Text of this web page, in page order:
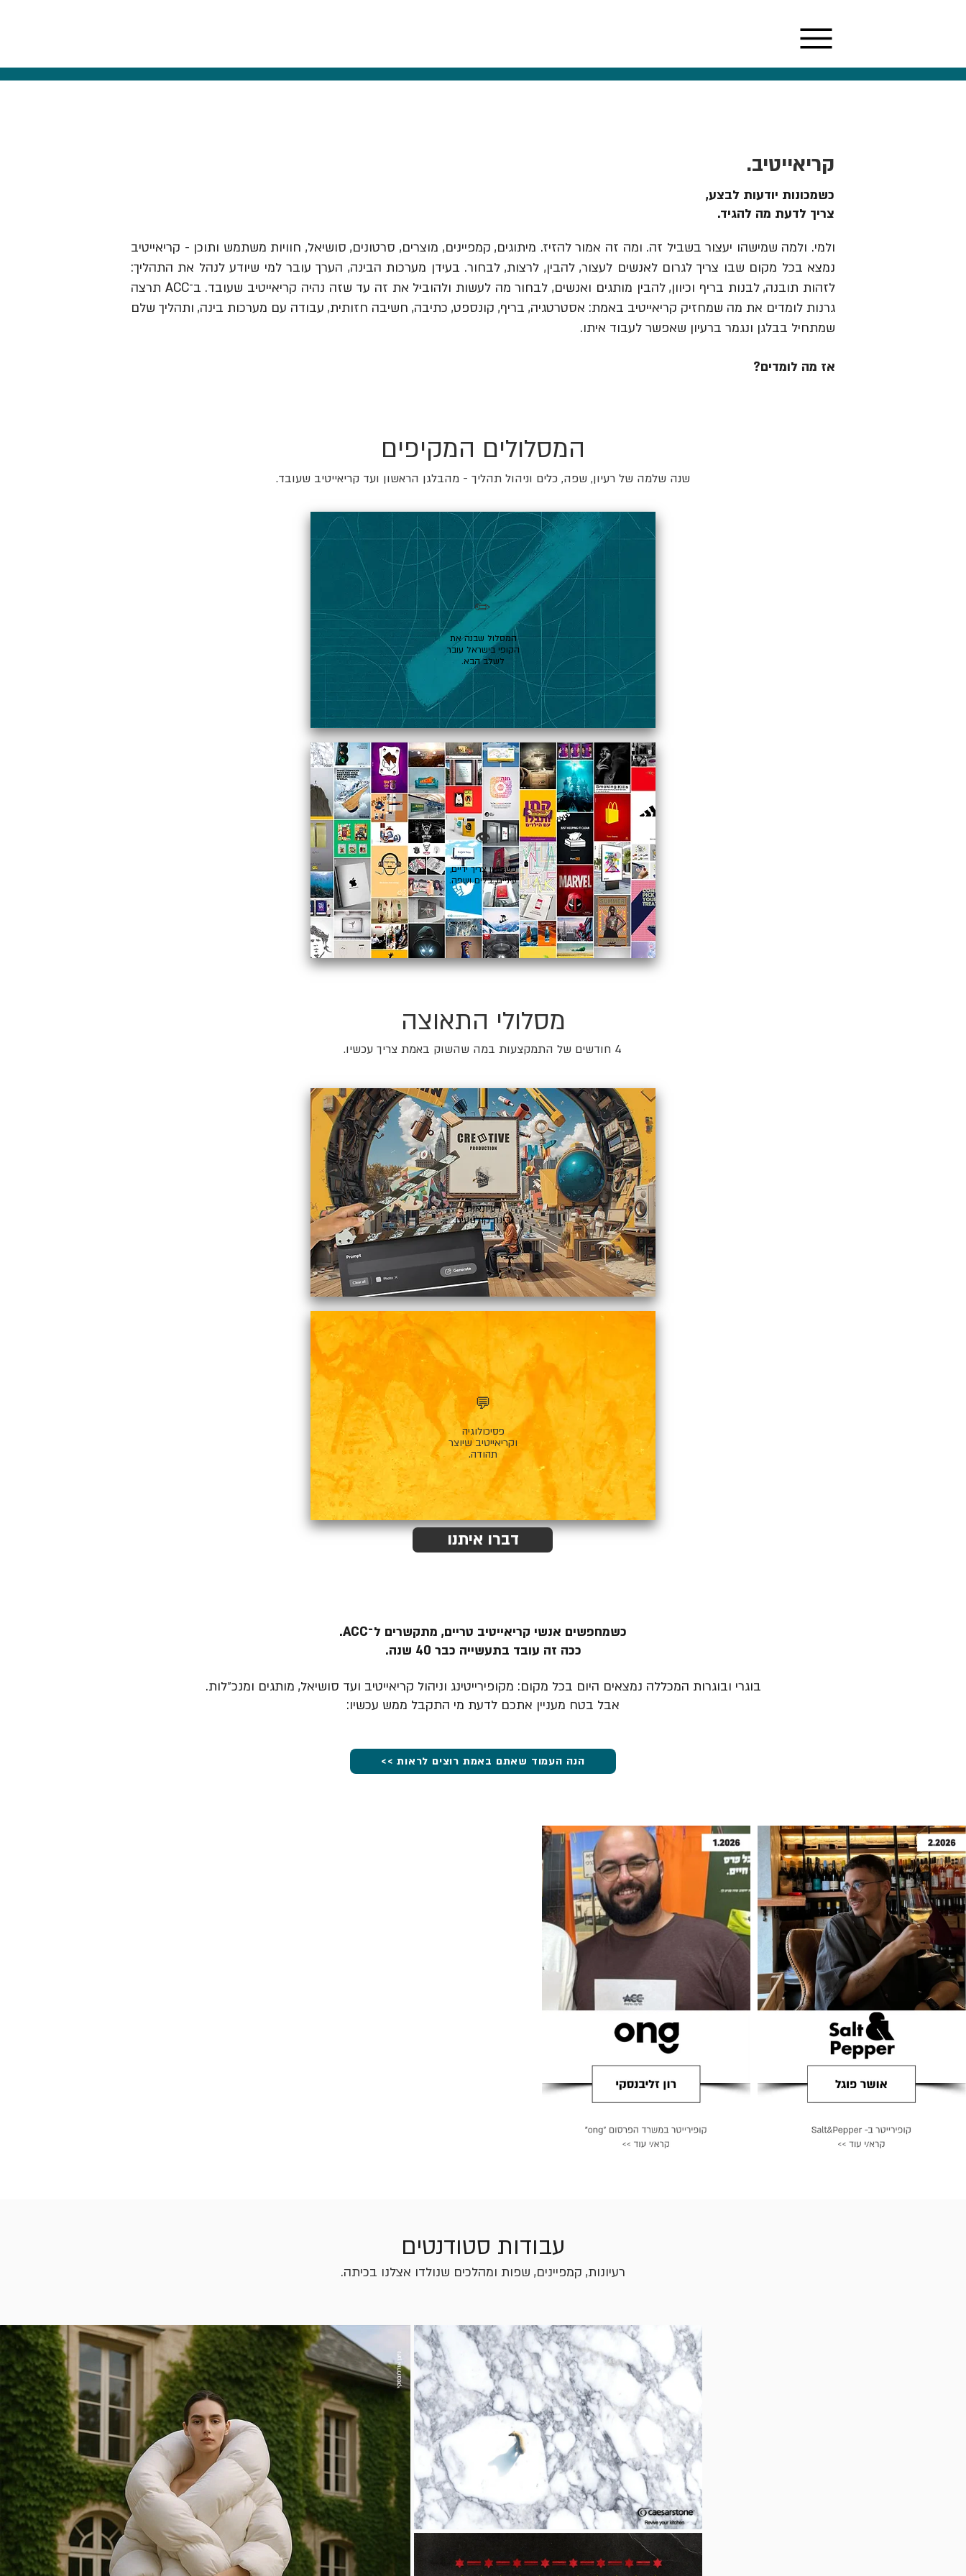
קריאייטיב.
כשמכונות יודעות לבצע,
צריך לדעת מה להגיד.
ולמי. ולמה שמישהו יעצור בשביל זה. ומה זה אמור להזיז. מיתוגים, קמפיינים, מוצרים, סרטונים, סושיאל, חוויות משתמש ותוכן - קריאייטיב
נמצא בכל מקום שבו צריך לגרום לאנשים לעצור, להבין, לרצות, לבחור. בעידן מערכות הבינה, הערך עובר למי שיודע לנהל את התהליך:
לזהות תובנה, לבנות בריף וכיוון, להבין מותגים ואנשים, לבחור מה לעשות ולהוביל את זה עד שזה נהיה קריאייטיב שעובד. ב־ACC תרצה
גרנות לומדים את מה שמחזיק קריאייטיב באמת: אסטרטגיה, בריף, קונספט, כתיבה, חשיבה חזותית, עבודה עם מערכות בינה, ותהליך שלם
שמתחיל בבלגן ונגמר ברעיון שאפשר לעבוד איתו.
אז מה לומדים?
המסלולים המקיפים
שנה שלמה של רעיון, שפה, כלים וניהול תהליך - מהבלגן הראשון ועד קריאייטיב שעובד.
✏️
המסלול שבנה את
הקופי בישראל עובר
לשלב הבא.
👁️
כשרעיון צריך ידיים,
עיניים, כלים ושפה.
מסלולי התאוצה
4 חודשים של התמקצעות במה שהשוק באמת צריך עכשיו.
🎬
רעיונאות
ובינה קולנועית.
💬
פסיכולוגיה
וקריאייטיב שיוצר
תהודה.
דברו איתנו
כשמחפשים אנשי קריאייטיב טריים, מתקשרים ל־ACC.
ככה זה עובד בתעשייה כבר 40 שנה.
בוגרי ובוגרות המכללה נמצאים היום בכל מקום: מקופירייטינג וניהול קריאייטיב ועד סושיאל, מותגים ומנכ״לות.
אבל בטח מעניין אתכם לדעת מי התקבל ממש עכשיו:
הנה העמוד שאתם באמת רוצים לראות >>
עבודות סטודנטים
רעיונות, קמפיינים, שפות ומהלכים שנולדו אצלנו בכיתה.